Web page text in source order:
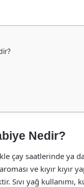
Nedir?
çay saatlerinde ya
ve kıyır kıyır
Sıvı yağ